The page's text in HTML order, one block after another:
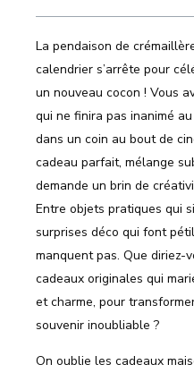
La pendaison de
calendrier s’arrête pour
un nouveau cocon ! Vous
qui ne finira pas inanimé
dans un coin au bout de
cadeau parfait, mélange
demande un brin de
Entre objets pratiques qui
surprises déco qui font
manquent pas. Que diriez-
cadeaux originales qui
et charme, pour
souvenir inoubliable ?
On oublie les cadeaux